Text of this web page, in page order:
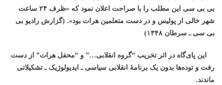
بی بی سی این مطلب را با صراحت اعلان نمود که «ظرف ۲۴ ساعت
شهر خالی از پولیس و در دست متعلمین هرات بود». (گزارش رادیو بی
بی سی ـ سرطان ۱۳۴۸)
این پای‌گاه در اثر تخریب “گروه انقلابی…” و “محفل هرات” از دست
رفت و توده‌ها بدون یک برنامۀ انقلابی سیاسی ـ ایدیولوژیک ـ تشکیلاتی
ماندند.